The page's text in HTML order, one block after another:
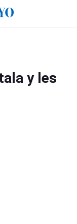
y les